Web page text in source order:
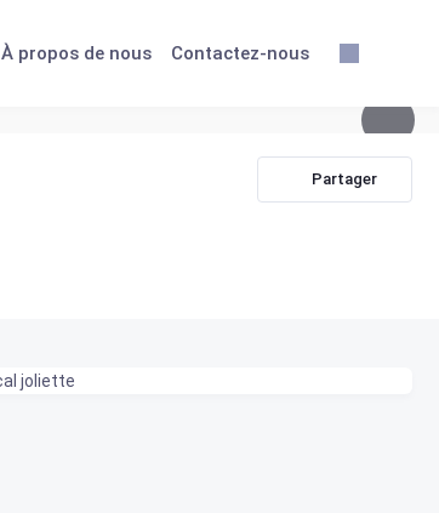
À propos de nous Contactez-nous
Partager